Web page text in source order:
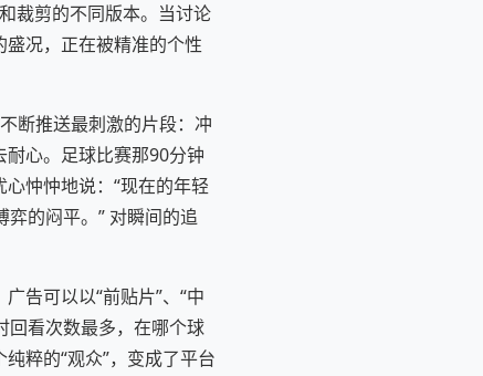
裁剪的不同版本。当讨论
况，正在被精准的个性
断推送最刺激的片段：冲
心。足球比赛那90分钟
忡忡地说：“现在的年轻
的闷平。” 对瞬间的追
告可以以“前贴片”、“中
回看次数最多，在哪个球
粹的“观众”，变成了平台